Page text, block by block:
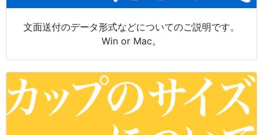
文面送付のデータ形式などについてのご説明です。
Win or Mac。